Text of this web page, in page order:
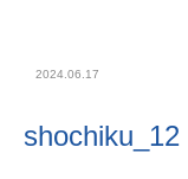
2024.06.17
shochiku_12